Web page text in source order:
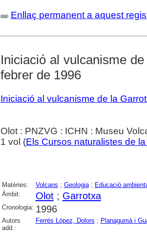
Enllaç permanent a aquest
Iniciació al vulcanisme
febrer de 1996
Iniciació al vulcanisme de la
Olot : PNZVG : ICHN : Museu
1 vol (Els Cursos naturalistes de
Matèries: Volcans ; Geologia; Educació
Àmbit:
Olot; Garrotxa
Cronologia: 1996
Autors
add.:
Ferrés López, Dolors ; Planagumà i